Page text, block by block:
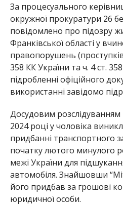
За процесуального
окружної прокуратури 26
повідомлено про підозру
Франківської області у
правопорушень
358 КК України та ч. 4 ст.
підробленні офіційного
використанні завідомо
Досудовим
2024 році у чоловіка
придбанні транспортного
початку лютого минулого
межі України для
автомобіля. Знайшовши
його придбав за грошові
юридичної особи.